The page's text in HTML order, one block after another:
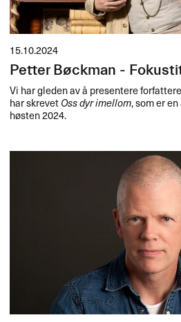
15.10.2024
Petter Bøckman -
Vi har gleden av å presentere
har skrevetOss dyr imellom, som er
høsten 2024.